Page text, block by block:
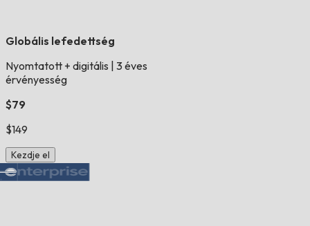
Globális lefedettség
Nyomtatott + digitális 3 éves
érvényesség
$79
$149
Kezdje el